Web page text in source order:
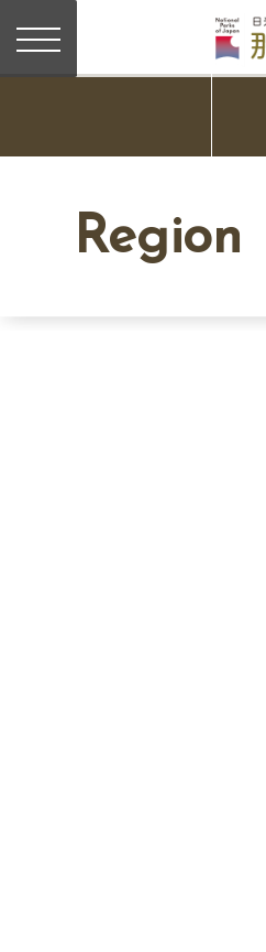
Region